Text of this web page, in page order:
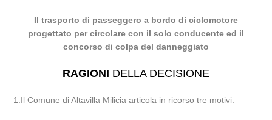
Il trasporto di passeggero a bordo di ciclomotore
progettato per circolare con il solo conducente ed il
concorso di colpa del danneggiato
RAGIONI DELLA DECISIONE
1.Il Comune di Altavilla Milicia articola in ricorso tre motivi.